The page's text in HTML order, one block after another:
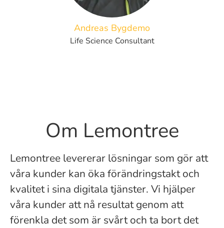
Andreas Bygdemo
Life Science Consultant
Om Lemontree
Lemontree levererar lösningar som gör att
våra kunder kan öka förändringstakt och
kvalitet i sina digitala tjänster. Vi hjälper
våra kunder att nå resultat genom att
förenkla det som är svårt och ta bort det